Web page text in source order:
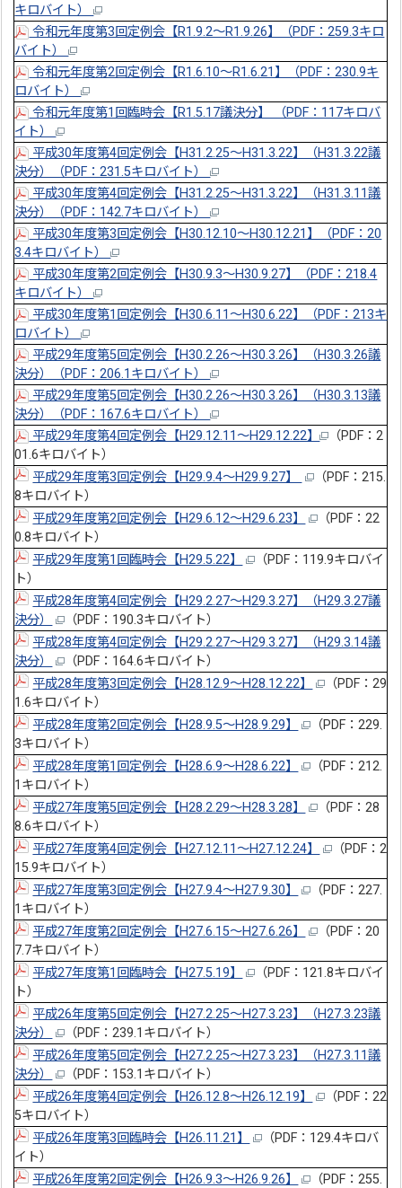
キロバイト）
令和元年度第3回定例会【R1.9.2～R1.9.26】（PDF：259.3キロ
バイト）
令和元年度第2回定例会【R1.6.10～R1.6.21】（PDF：230.9キ
ロバイト）
令和元年度第1回臨時会【R1.5.17議決分】 （PDF：117キロバ
イト）
平成30年度第4回定例会【H31.2.25～H31.3.22】（H31.3.22議
決分）（PDF：231.5キロバイト）
平成30年度第4回定例会【H31.2.25～H31.3.22】（H31.3.11議
決分）（PDF：142.7キロバイト）
平成30年度第3回定例会【H30.12.10～H30.12.21】（PDF：20
3.4キロバイト）
平成30年度第2回定例会【H30.9.3～H30.9.27】（PDF：218.4
キロバイト）
平成30年度第1回定例会【H30.6.11～H30.6.22】（PDF：213キ
ロバイト）
平成29年度第5回定例会【H30.2.26～H30.3.26】（H30.3.26議
決分）（PDF：206.1キロバイト）
平成29年度第5回定例会【H30.2.26～H30.3.26】（H30.3.13議
決分）（PDF：167.6キロバイト）
平成29年度第4回定例会【H29.12.11～H29.12.22】
（PDF：2
01.6キロバイト）
平成29年度第3回定例会【H29.9.4～H29.9.27】
（PDF：215.
8キロバイト）
平成29年度第2回定例会【H29.6.12～H29.6.23】
（PDF：22
0.8キロバイト）
平成29年度第1回臨時会【H29.5.22】
（PDF：119.9キロバイ
ト）
平成28年度第4回定例会【H29.2.27～H29.3.27】（H29.3.27議
決分）
（PDF：190.3キロバイト）
平成28年度第4回定例会【H29.2.27～H29.3.27】（H29.3.14議
決分）
（PDF：164.6キロバイト）
平成28年度第3回定例会【H28.12.9～H28.12.22】
（PDF：29
1.6キロバイト）
平成28年度第2回定例会【H28.9.5～H28.9.29】
（PDF：229.
3キロバイト）
平成28年度第1回定例会【H28.6.9～H28.6.22】
（PDF：212.
1キロバイト）
平成27年度第5回定例会【H28.2.29～H28.3.28】
（PDF：28
8.6キロバイト）
平成27年度第4回定例会【H27.12.11～H27.12.24】
（PDF：2
15.9キロバイト）
平成27年度第3回定例会【H27.9.4～H27.9.30】
（PDF：227.
1キロバイト）
平成27年度第2回定例会【H27.6.15～H27.6.26】
（PDF：20
7.7キロバイト）
平成27年度第1回臨時会【H27.5.19】
（PDF：121.8キロバイ
ト）
平成26年度第5回定例会【H27.2.25～H27.3.23】（H27.3.23議
決分）
（PDF：239.1キロバイト）
平成26年度第5回定例会【H27.2.25～H27.3.23】（H27.3.11議
決分）
（PDF：153.1キロバイト）
平成26年度第4回定例会【H26.12.8～H26.12.19】
（PDF：22
5キロバイト）
平成26年度第3回臨時会【H26.11.21】
（PDF：129.4キロバ
イト）
平成26年度第2回定例会【H26.9.3～H26.9.26】
（PDF：255.